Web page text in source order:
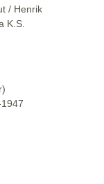
/ Henrik
K.S.